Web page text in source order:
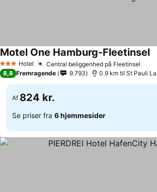
3 StjernerHotel Central beliggenhed på Fleetinsel
Motel One Hamburg-Fleetinsel
8,8 Fremragende 9.793 0.9 km til St Pauli
Af 824 kr.
Se priser fra 6 hjemmesider